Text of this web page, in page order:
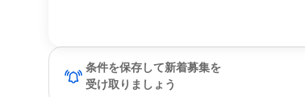
条件を保存して新着募集を
受け取りましょう